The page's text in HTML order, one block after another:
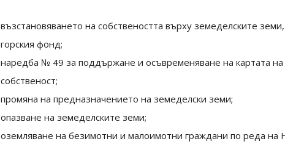
възстановяването на собствеността върху земеделските
горския фонд;
наредба № 49 за поддържане и осъвременяване на картата на
собственост;
промяна на предназначението на земеделски земи;
опазване на земеделските земи;
оземляване на безимотни и малоимотни граждани по реда